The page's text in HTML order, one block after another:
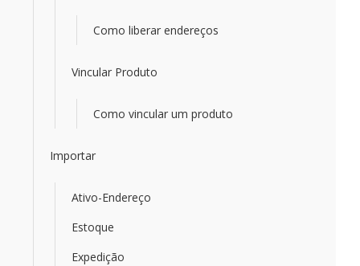
Como liberar endereços
Vincular Produto
Como vincular um produto
Importar
Ativo-Endereço
Estoque
Expedição